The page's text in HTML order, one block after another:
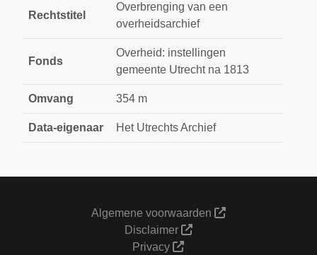
Rechtstitel
Overbrenging van een
overheidsarchief
Fonds
Overheid: instellingen
gemeente Utrecht na 1813
Omvang 354 m
Data-eigenaar Het Utrechts Archief
Algemene voorwaarden
Disclaimer
Privacy